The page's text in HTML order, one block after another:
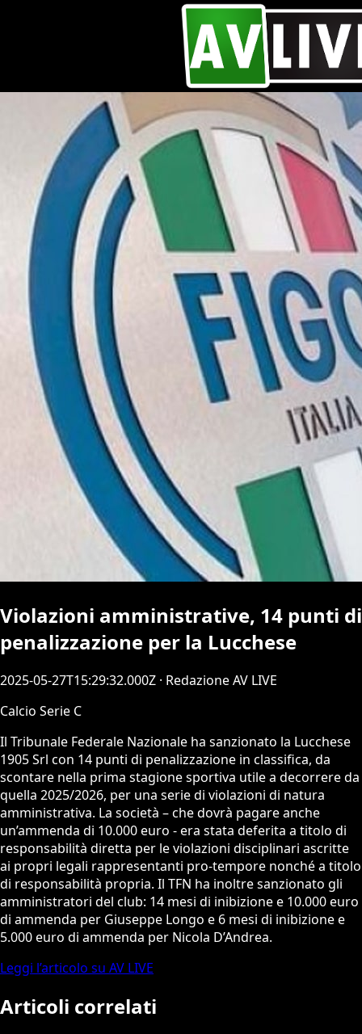
Violazioni amministrative, 14 punti di
penalizzazione per la Lucchese
2025-05-27T15:29:32.000Z · Redazione AV LIVE
Calcio Serie C
Il Tribunale Federale Nazionale ha sanzionato la Lucchese
1905 Srl con 14 punti di penalizzazione in classifica, da
scontare nella prima stagione sportiva utile a decorrere da
quella 2025/2026, per una serie di violazioni di natura
amministrativa. La società – che dovrà pagare anche
un’ammenda di 10.000 euro - era stata deferita a titolo di
responsabilità diretta per le violazioni disciplinari ascritte
ai propri legali rappresentanti pro-tempore nonché a titolo
di responsabilità propria. Il TFN ha inoltre sanzionato gli
amministratori del club: 14 mesi di inibizione e 10.000 euro
di ammenda per Giuseppe Longo e 6 mesi di inibizione e
5.000 euro di ammenda per Nicola D’Andrea.
Leggi l’articolo su AV LIVE
Articoli correlati